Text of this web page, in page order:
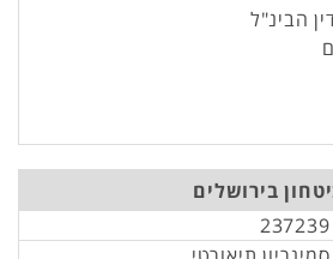
הבינ"ל
בירושלים
237239